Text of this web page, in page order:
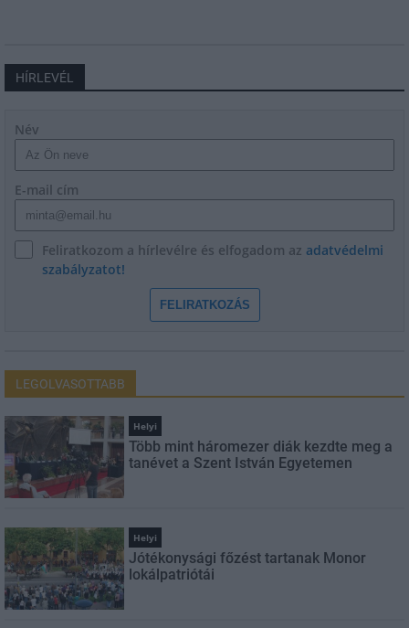
HÍRLEVÉL
Név
E-mail cím
Feliratkozom a hírlevélre és elfogadom az adatvédelmi
szabályzatot!
FELIRATKOZÁS
LEGOLVASOTTABB
Helyi
Több mint háromezer diák kezdte meg a
tanévet a Szent István Egyetemen
Helyi
Jótékonysági főzést tartanak Monor
lokálpatriótái